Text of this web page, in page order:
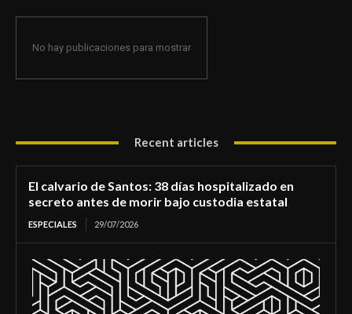
No hay publicaciones para mostrar
Recent articles
El calvario de Santos: 38 días hospitalizado en
secreto antes de morir bajo custodia estatal
ESPECIALES 29/07/2026